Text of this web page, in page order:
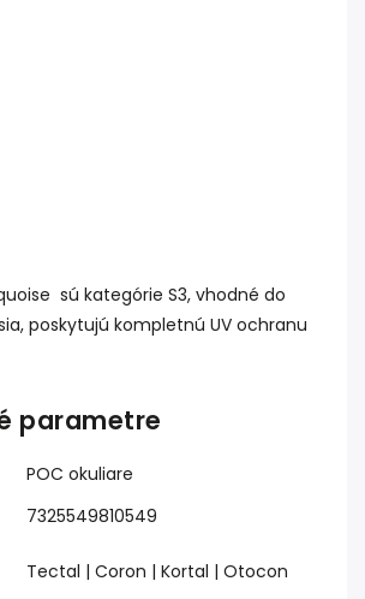
sú kategórie S3, vhodné do
poskytujú kompletnú UV ochranu
parametre
POC okuliare
7325549810549
Tectal | Coron | Kortal | Otocon